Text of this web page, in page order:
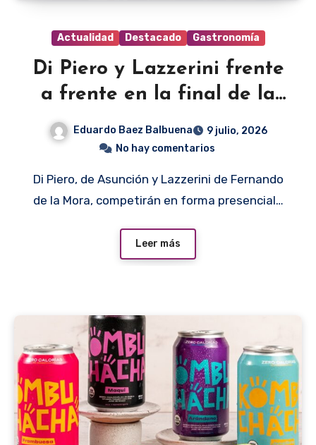
Actualidad Destacado Gastronomía
Di Piero y Lazzerini frente
a frente en la final de la
Eduardo Baez Balbuena
9 julio, 2026
No hay comentarios
Di Piero, de Asunción y Lazzerini de Fernando
de la Mora, competirán en forma presencial…
Leer más